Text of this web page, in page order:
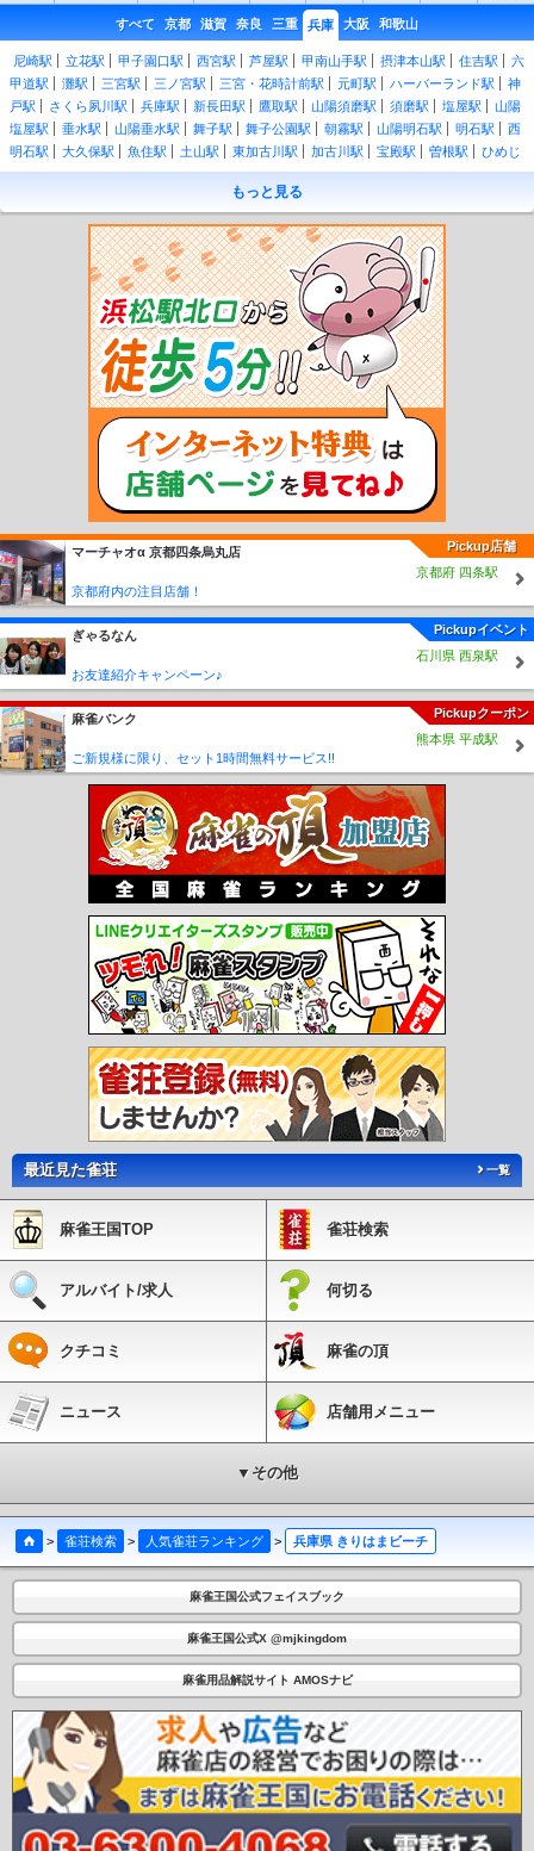
すべて 京都 滋賀 奈良 三重 兵庫 大阪 和歌山
尼崎駅 立花駅 甲子園口駅 西宮駅 芦屋駅 甲南山手駅 摂津本山駅 住吉駅
六
甲道駅
灘駅 三宮駅 三ノ宮駅 三宮・花時計前駅 元町駅 ハーバーランド駅
神
戸駅
さくら夙川駅 兵庫駅 新長田駅 鷹取駅 山陽須磨駅 須磨駅 塩屋駅
山陽
塩屋駅
垂水駅 山陽垂水駅 舞子駅 舞子公園駅 朝霧駅 山陽明石駅 明石駅
西
明石駅
大久保駅 魚住駅 土山駅 東加古川駅 加古川駅 宝殿駅 曽根駅
ひめじ
別所駅
御着駅 姫路駅 山陽姫路駅 須磨海浜公園駅 英賀保駅 網干駅
竜野駅
はりま勝原駅 和田岬駅
駅
江原駅 国府駅 豊岡駅 玄武洞駅 城崎温泉駅 竹野駅 きりはまビーチ駅
佐
香住駅 鎧駅 餘部駅 久谷駅 浜坂駅 諸寄駅 居組駅
伊丹駅 北伊丹駅 川西池田駅 中山寺駅 宝塚駅 生瀬駅 西宮名塩駅
道場駅 三田駅 新三田駅 広野駅 相野駅 藍本駅 草野駅 古市駅
篠山口駅 丹波大山駅 下滝駅 谷川駅 柏原駅 石生駅 黒井駅
西相生駅 坂越駅 播州赤穂駅 天和駅 備前福河駅 日岡駅
小野町駅 粟生駅 河合西駅 青野ケ原駅 社町駅 滝野駅
新西脇駅 比延駅 日本へそ公園駅 黒田庄駅 本黒田駅 船町口駅
播磨高岡駅 余部駅 太市駅 本竜野駅 東觜崎駅 播磨新宮駅 千本駅
播磨徳久駅 佐用駅 上月駅 京口駅 野里駅 砥堀駅
福崎駅 甘地駅 鶴居駅 新野駅 寺前駅 長谷駅 生野駅
園田駅 塚口駅 武庫之荘駅 西宮北口駅 夙川駅
六甲駅 王子公園駅 春日野道駅 川西能勢口駅 雲雀丘花屋敷駅
売布神社駅 清荒神駅 今津駅 阪神国道駅 門戸厄神駅
川駅
小林駅 逆瀬川駅 宝塚南口駅 苦楽園口駅 甲陽園駅 稲野駅 新伊丹駅
伊
丹駅
杭瀬駅 大物駅 尼崎駅 出屋敷駅 武庫川駅
鳴尾
駅
甲子園駅 深江駅 青木駅
魚崎
駅
住吉駅 御影駅 石屋川駅 新在家駅 大石駅 西灘駅 岩屋駅 春日野道駅
東
鳴尾駅
洲先駅 武庫川団地前駅 但馬三江駅 絹延橋駅 滝山駅 鶯の森駅
鼓滝
駅
多田駅 西元町駅
高速
神戸駅
新開地駅 大開駅 高速長田駅
丸山
駅
鵯越駅 菊水山駅 鈴蘭台駅 北鈴蘭台駅 山の街駅 箕谷駅 谷上駅
花山駅
大池駅
神鉄六甲駅 五社駅
岡場駅
田尾寺駅
フラワータウン
駅
南ウッディタウン駅 ウッディタウン中央駅 鈴蘭台西口駅
木幡駅 栄駅 押部谷駅 緑が丘駅 広野ゴルフ場前駅 志染駅
三木上の丸駅 三木駅 大村駅 樫山駅 市場駅 小野駅 葉多駅 新神戸駅
月見山駅 須磨寺駅 須磨浦公園駅 滝の茶屋駅 東垂水駅
大蔵谷駅 人丸前駅 西新町駅 林崎松江海岸駅 藤江駅
西江井ヶ島駅 山陽魚住駅 東二見駅 西二見駅 播磨町駅
尾上の松駅 高砂駅 荒井駅 伊保駅 山陽曽根駅 大塩駅
白浜の宮駅 妻鹿駅 飾磨駅 亀山駅 手柄駅 西飾磨駅 夢前川駅
平松駅 山陽網干駅 日生中央駅 国包駅 宗佐駅 下石野駅
別所駅 高木駅 三木駅 網引駅 田原駅 法華口駅 播磨下里駅
北条町駅 苔縄駅 河野原円心駅 久崎駅 平福駅 石井駅
総合運動公園駅 学園都市駅 伊川谷駅 西神南駅 西神中央駅 県庁前駅
上沢駅 長田駅 駒ヶ林駅 苅藻駅 御崎公園駅 中央市場前駅
旧居留地・大丸前駅 貿易センター駅 ポートターミナル駅 中公園駅
市民広場駅 医療センター駅 京コンピュータ前駅 神戸空港駅 南公園駅
北埠頭駅 南魚崎駅 アイランド北口駅 アイランドセンター駅
もっと見る
Pickup店舗
マーチャオα 京都四条烏丸店
京都府 四条駅
京都府内の注目店舗！
Pickupイベント
ぎゃるなん
石川県 西泉駅
お友達紹介キャンペーン♪
Pickupクーポン
麻雀バンク
熊本県 平成駅
ご新規様に限り、セット1時間無料サービス!!
最近見た雀荘 一覧
麻雀王国TOP 雀荘検索
アルバイト/求人 何切る
クチコミ 麻雀の頂
ニュース 店舗用メニュー
▼その他
> 雀荘検索 > 人気雀荘ランキング > 兵庫県 きりはまビーチ
麻雀王国公式フェイスブック
麻雀王国公式X @mjkingdom
麻雀用品解説サイト AMOSナビ